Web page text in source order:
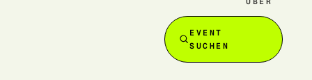
EVENT
SUCHEN